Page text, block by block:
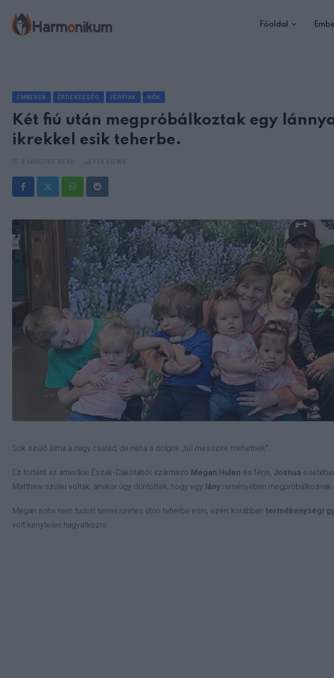
content
Főoldal
EMBEREK ÉRDEKESSÉG FÉRFIAK NŐK
Két fiú után megpróbálkoztak egy
ikrekkel esik teherbe.
WhatsappReddit
Sok szülő álma a nagy család, de néha a dolgok „túl messzire mehetnek”.
Ez történt az amerikai Észak-Dakotából származó Megan Hulen és férje, Joshua
Matthew szülei voltak, amikor úgy döntöttek, hogy egy lány reményében
Megan soha nem tudott természetes úton teherbe esni, ezért korábban termékenységi
volt kénytelen hagyatkozni.